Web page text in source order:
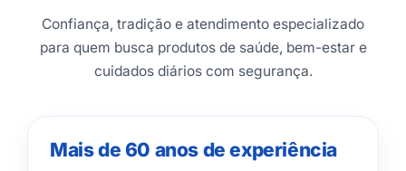
Confiança, tradição e atendimento especializado
para quem busca produtos de saúde, bem-estar e
cuidados diários com segurança.
Mais de 60 anos de experiência